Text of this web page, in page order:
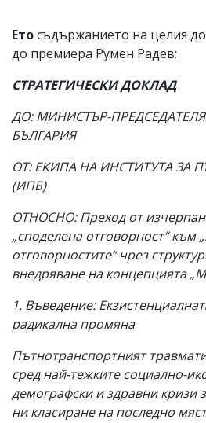
Етосъдържанието на целия
до премиера Румен Радев:
СТРАТЕГИЧЕСКИ ДОКЛАД
ДО: МИНИСТЪР-
БЪЛГАРИЯ
ОТ: ЕКИПА НА ИНСТИТУТА ЗА
(ИПБ)
ОТНОСНО: Преход от
„споделена отговорност“ към
отговорностите“ чрез
внедряване на концепцията
1. Въведение:
радикална промяна
Пътнотранспортният
сред най-тежките социално-
демографски и здравни кризи
ни класиране на последно